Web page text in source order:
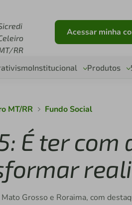
RR
Acessar minha
Institucional Produtos
MT/RR Fundo Social
É ter com
Grosso e Roraima, com